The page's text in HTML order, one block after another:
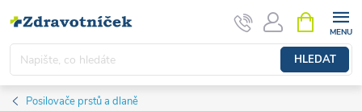
HLEDAT
Posilovače prstů a dlaně